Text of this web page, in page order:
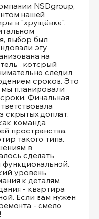
NSDgroup,
нашей
в "хрущёвке".
выбор был
эту
на
, который
следил
сроков. Это
мы планировали
Финальная
скрытых доплат.
команда
пространства,
такого типа.
в
сделать
функциональной.
уровень
к деталям.
- квартира
Если вам нужен
- смело